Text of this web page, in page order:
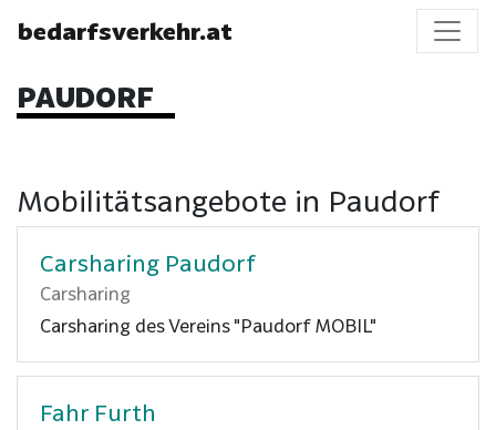
bedarfsverkehr.at
PAUDORF
Mobilitätsangebote in Paudorf
Carsharing Paudorf
Carsharing
Carsharing des Vereins "Paudorf MOBIL"
Fahr Furth